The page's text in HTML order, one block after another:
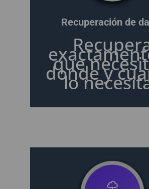
Recuperación de
que
donde y
lo